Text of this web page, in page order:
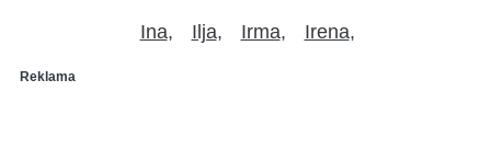
Ina Ilja Irma Irena
Reklama